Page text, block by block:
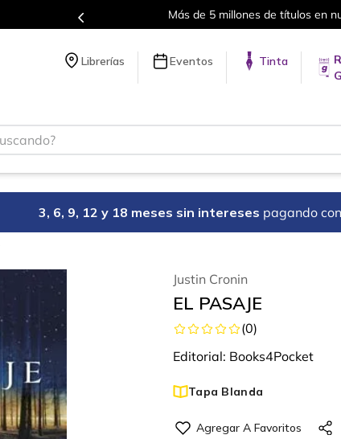
Más de 5 millones de títulos en
Librerías Eventos Tinta
3, 6, 9, 12 y 18 meses sin intereses pagando con
Justin Cronin
EL PASAJE
(0)
Editorial: Books4Pocket
Tapa Blanda